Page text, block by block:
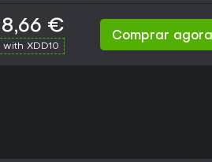
8,66 €
with XDD10
Comprar agora